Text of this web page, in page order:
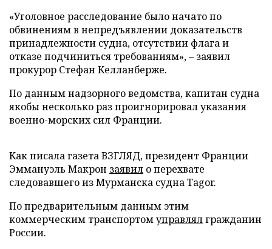
«Уголовное расследование было начато по
обвинениям в непредъявлении доказательств
принадлежности судна, отсутствии флага и
отказе подчиниться требованиям», – заявил
прокурор Стефан Келланберже.
По данным надзорного ведомства, капитан судна
якобы несколько раз проигнорировал указания
военно-морских сил Франции.
Как писала газета ВЗГЛЯД, президент Франции
Эммануэль Макрон заявил о перехвате
следовавшего из Мурманска судна Tagor.
По предварительным данным этим
коммерческим транспортомуправлялгражданин
России.